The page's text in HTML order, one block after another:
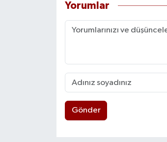
Yorumlar
Gönder